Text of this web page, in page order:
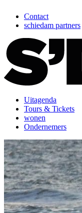
Contact
schiedam partners
Uitagenda
Tours & Tickets
wonen
Ondernemers